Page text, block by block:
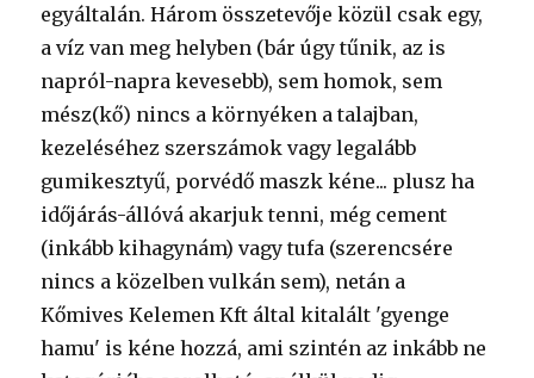
egyáltalán. Három összetevője közül csak egy,
a víz van meg helyben (bár úgy tűnik, az is
napról-napra kevesebb), sem homok, sem
mész(kő) nincs a környéken a talajban,
kezeléséhez szerszámok vagy legalább
gumikesztyű, porvédő maszk kéne... plusz ha
időjárás-állóvá akarjuk tenni, még cement
(inkább kihagynám) vagy tufa (szerencsére
nincs a közelben vulkán sem), netán a
Kőmives Kelemen Kft által kitalált 'gyenge
hamu' is kéne hozzá, ami szintén az inkább ne